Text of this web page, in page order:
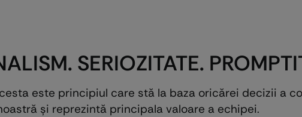
SERIOZITATE.
este principiul care stă la baza oricărei decizii a
şi reprezintă principala valoare a echipei.